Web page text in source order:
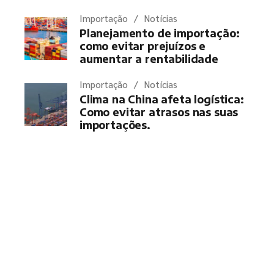
Importação Notícias
Planejamento de importação:
como evitar prejuízos e
aumentar a rentabilidade
Importação Notícias
Clima na China afeta logística:
Como evitar atrasos nas suas
importações.